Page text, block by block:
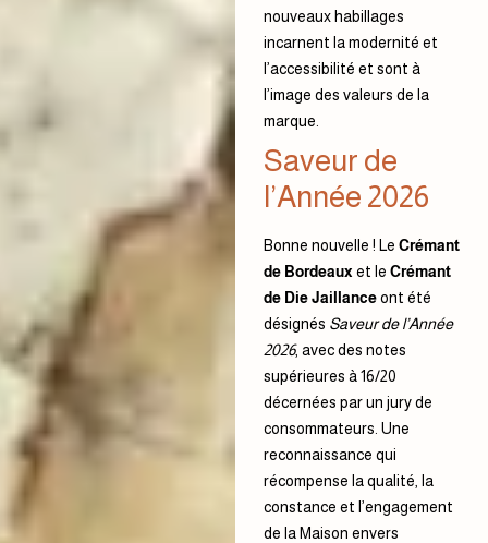
nouveaux habillages
incarnent la modernité et
l’accessibilité et sont à
l’image des valeurs de la
marque.
Saveur de
l’Année 2026
Bonne nouvelle ! Le Crémant
de Bordeaux et le Crémant
de Die Jaillanceont été
désignés Saveur de l’Année
2026, avec des notes
supérieures à 16/20
décernées par un jury de
consommateurs. Une
reconnaissance qui
récompense la qualité, la
constance et l’engagement
de la Maison envers